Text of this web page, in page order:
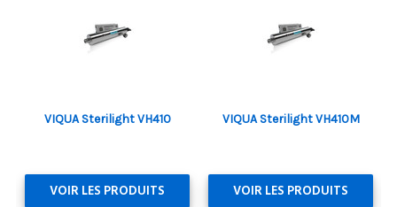
VIQUA Sterilight VH410
VOIR LES PRODUITS
VIQUA Sterilight VH410M
VOIR LES PRODUITS